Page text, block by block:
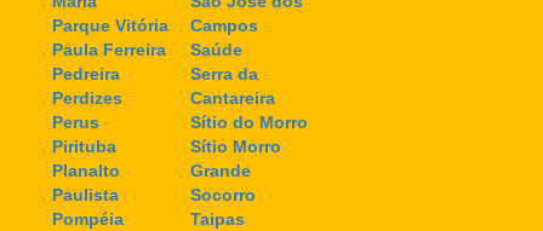
Parque Vitória
Paula Ferreira
Pedreira
Perdizes
Perus
Pirituba
Planalto
Paulista
Pompéia
Campos
Saúde
Serra da
Cantareira
Sítio do Morro
Sítio Morro
Grande
Socorro
Taipas